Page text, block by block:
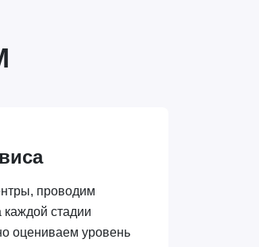
проводим
каждой стадии
оцениваем уровень